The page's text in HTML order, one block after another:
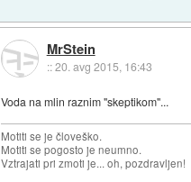
MrStein
::20. avg 2015, 16:43
Voda na mlin raznim "skeptikom"...
Motiti se je človeško.
Motiti se pogosto je neumno.
Vztrajati pri zmoti je... oh, pozdravljen!